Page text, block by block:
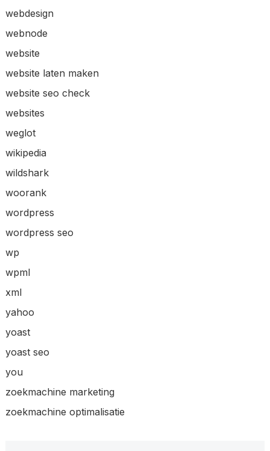
webdesign
webnode
website
website laten maken
website seo check
websites
weglot
wikipedia
wildshark
woorank
wordpress
wordpress seo
wp
wpml
xml
yahoo
yoast
yoast seo
you
zoekmachine marketing
zoekmachine optimalisatie